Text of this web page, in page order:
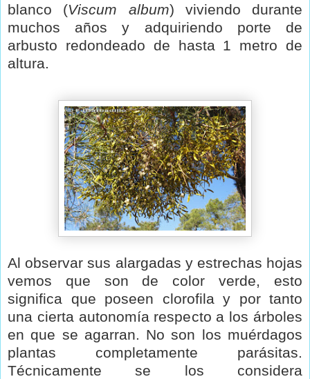
blanco (Viscum album) viviendo durante
muchos años y adquiriendo porte de
arbusto redondeado de hasta 1 metro de
altura.
Al observar sus alargadas y estrechas hojas
vemos que son de color verde, esto
significa que poseen clorofila y por tanto
una cierta autonomía respecto a los árboles
en que se agarran. No son los muérdagos
plantas completamente parásitas.
Técnicamente se los considera